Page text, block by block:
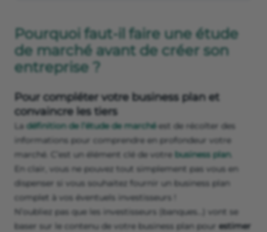
Pourquoi faut-il faire une étude
de marché avant de créer son
entreprise ?
Pour compléter votre business plan et
convaincre les tiers
La définition de l’étude de marchéest de récolter des
informations pour comprendre en profondeur votre
marché. C’est un élément clé de votre business plan.
En clair, vous ne pouvez tout simplement pas vous en
dispenser si vous souhaitez fournir un business plan
complet à vos éventuels investisseurs !
N’oubliez pas que les investisseurs (banques…) vont se
baser sur le contenu de votre business plan pour estimer